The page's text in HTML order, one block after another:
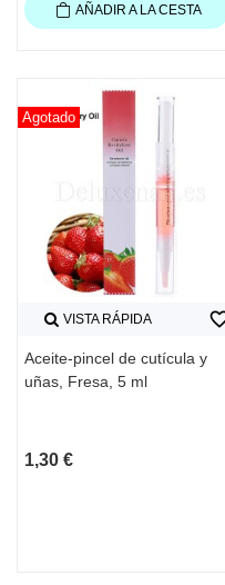
AÑADIR A LA CESTA
Agotado
VISTA RÁPIDA
Aceite-pincel de cutícula y
uñas, Fresa, 5 ml
1,30 €